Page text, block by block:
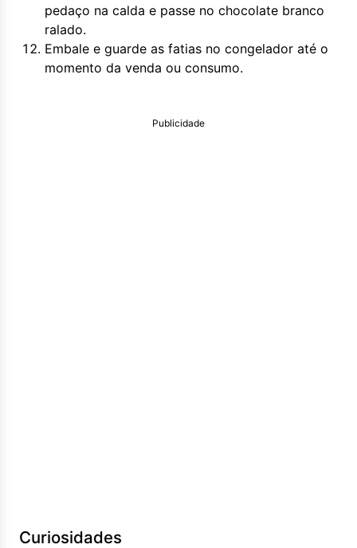
pedaço na calda e passe no chocolate branco
ralado.
Embale e guarde as fatias no congelador até o
momento da venda ou consumo.
Publicidade
Curiosidades